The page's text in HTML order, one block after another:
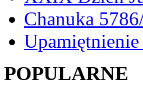
Chanuka
POPULARNE